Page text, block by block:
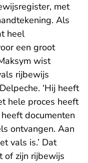
met
Als
heel
een groot
wist
rijbewijs
Delpeche. ‘Hij heeft
hele proces heeft
documenten
ontvangen. Aan
vals is.’ Dat
of zijn rijbewijs